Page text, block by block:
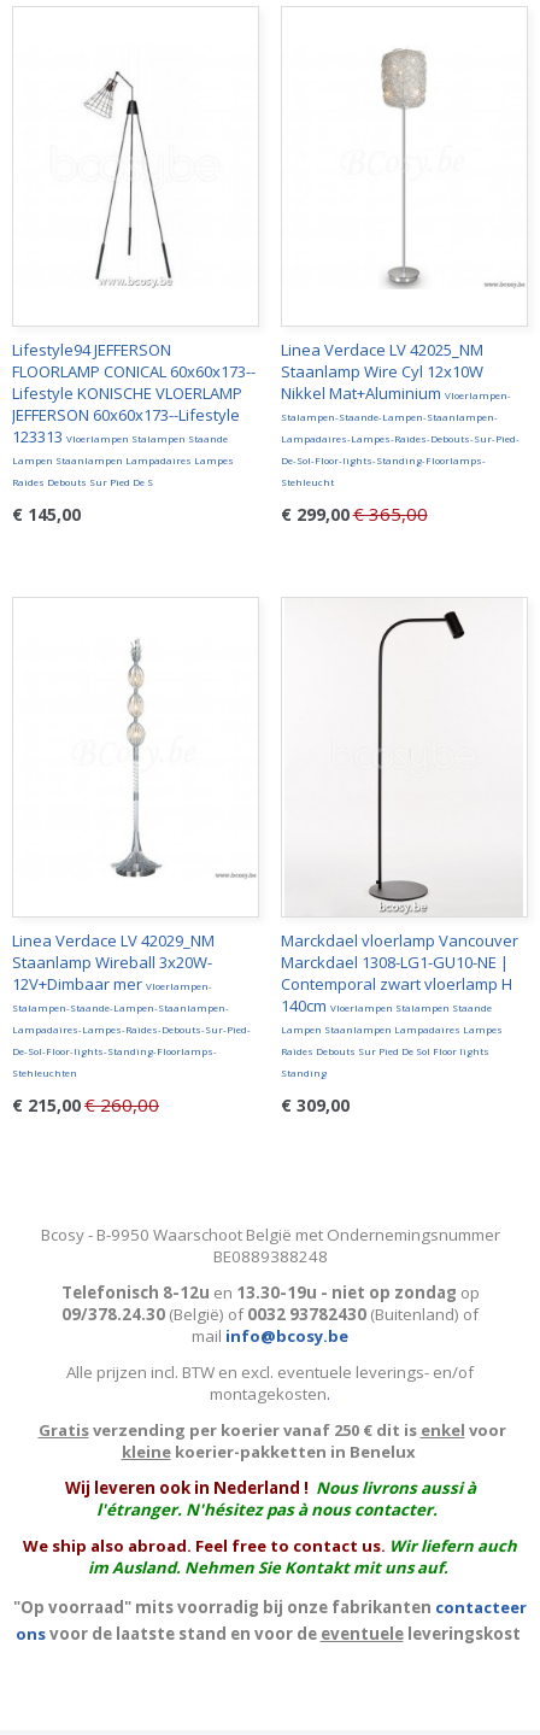
Lifestyle94 JEFFERSON
FLOORLAMP CONICAL 60x60x173--
Lifestyle KONISCHE VLOERLAMP
JEFFERSON 60x60x173--Lifestyle
123313 Vloerlampen Stalampen Staande
Lampen Staanlampen Lampadaires Lampes
Raides Debouts Sur Pied De S
€ 145,00
Linea Verdace LV 42025_NM
Staanlamp Wire Cyl 12x10W
Nikkel Mat+Aluminium Vloerlampen-
Stalampen-Staande-Lampen-Staanlampen-
Lampadaires-Lampes-Raides-Debouts-Sur-Pied-
De-Sol-Floor-lights-Standing-Floorlamps-
Stehleucht
€ 299,00€ 365,00
Linea Verdace LV 42029_NM
Staanlamp Wireball 3x20W-
12V+Dimbaar mer Vloerlampen-
Stalampen-Staande-Lampen-Staanlampen-
Lampadaires-Lampes-Raides-Debouts-Sur-Pied-
De-Sol-Floor-lights-Standing-Floorlamps-
Stehleuchten
€ 215,00€ 260,00
Marckdael vloerlamp Vancouver
Marckdael 1308-LG1-GU10-NE |
Contemporal zwart vloerlamp H
140cm Vloerlampen Stalampen Staande
Lampen Staanlampen Lampadaires Lampes
Raides Debouts Sur Pied De Sol Floor lights
Standing
€ 309,00
Bcosy - B-9950 Waarschoot België met Ondernemingsnummer
BE0889388248
Telefonisch 8-12u en 13.30-19u - niet op zondag op
09/378.24.30 (België) of0032 93782430 (Buitenland) of
mail info@bcosy.be
Alle prijzen incl. BTW en excl. eventuele leverings- en/of
montagekosten.
Gratisverzending per koerier vanaf 250 € dit is enkel voor
kleinekoerier-pakketten in Benelux
Wij leveren ook in Nederland ! Nous livrons aussi à
l'étranger. N'hésitez pas à nous contacter.
We ship also abroad. Feel free to contact us. Wir liefern auch
im Ausland. Nehmen Sie Kontakt mit uns auf.
"Op voorraad" mits voorradig bij onze fabrikanten contacteer
onsvoor de laatste stand en voor de eventueleleveringskost